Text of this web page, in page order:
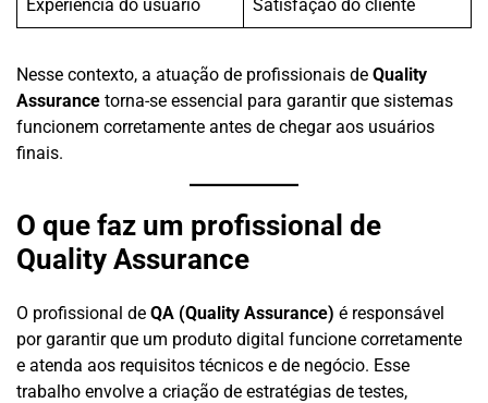
Experiência do usuário Satisfação do cliente
Nesse contexto, a atuação de profissionais de Quality
Assurance torna-se essencial para garantir que sistemas
funcionem corretamente antes de chegar aos usuários
finais.
O que faz um profissional de
Quality Assurance
O profissional de QA (Quality Assurance) é responsável
por garantir que um produto digital funcione corretamente
e atenda aos requisitos técnicos e de negócio. Esse
trabalho envolve a criação de estratégias de testes,